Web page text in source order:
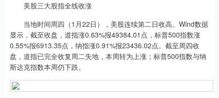
美股三大股指全线收涨
当地时间周四（1月22日），美股连续第二日收高。Wind数据
显示，截至收盘，道指涨0.63%报49384.01点，标普500指数涨
0.55%报6913.35点，纳指涨0.91%报23436.02点。截至周四收
盘，道指已完全收复周二失地，本周转为上涨；标普500指数与纳
斯达克指数本周仍下跌。